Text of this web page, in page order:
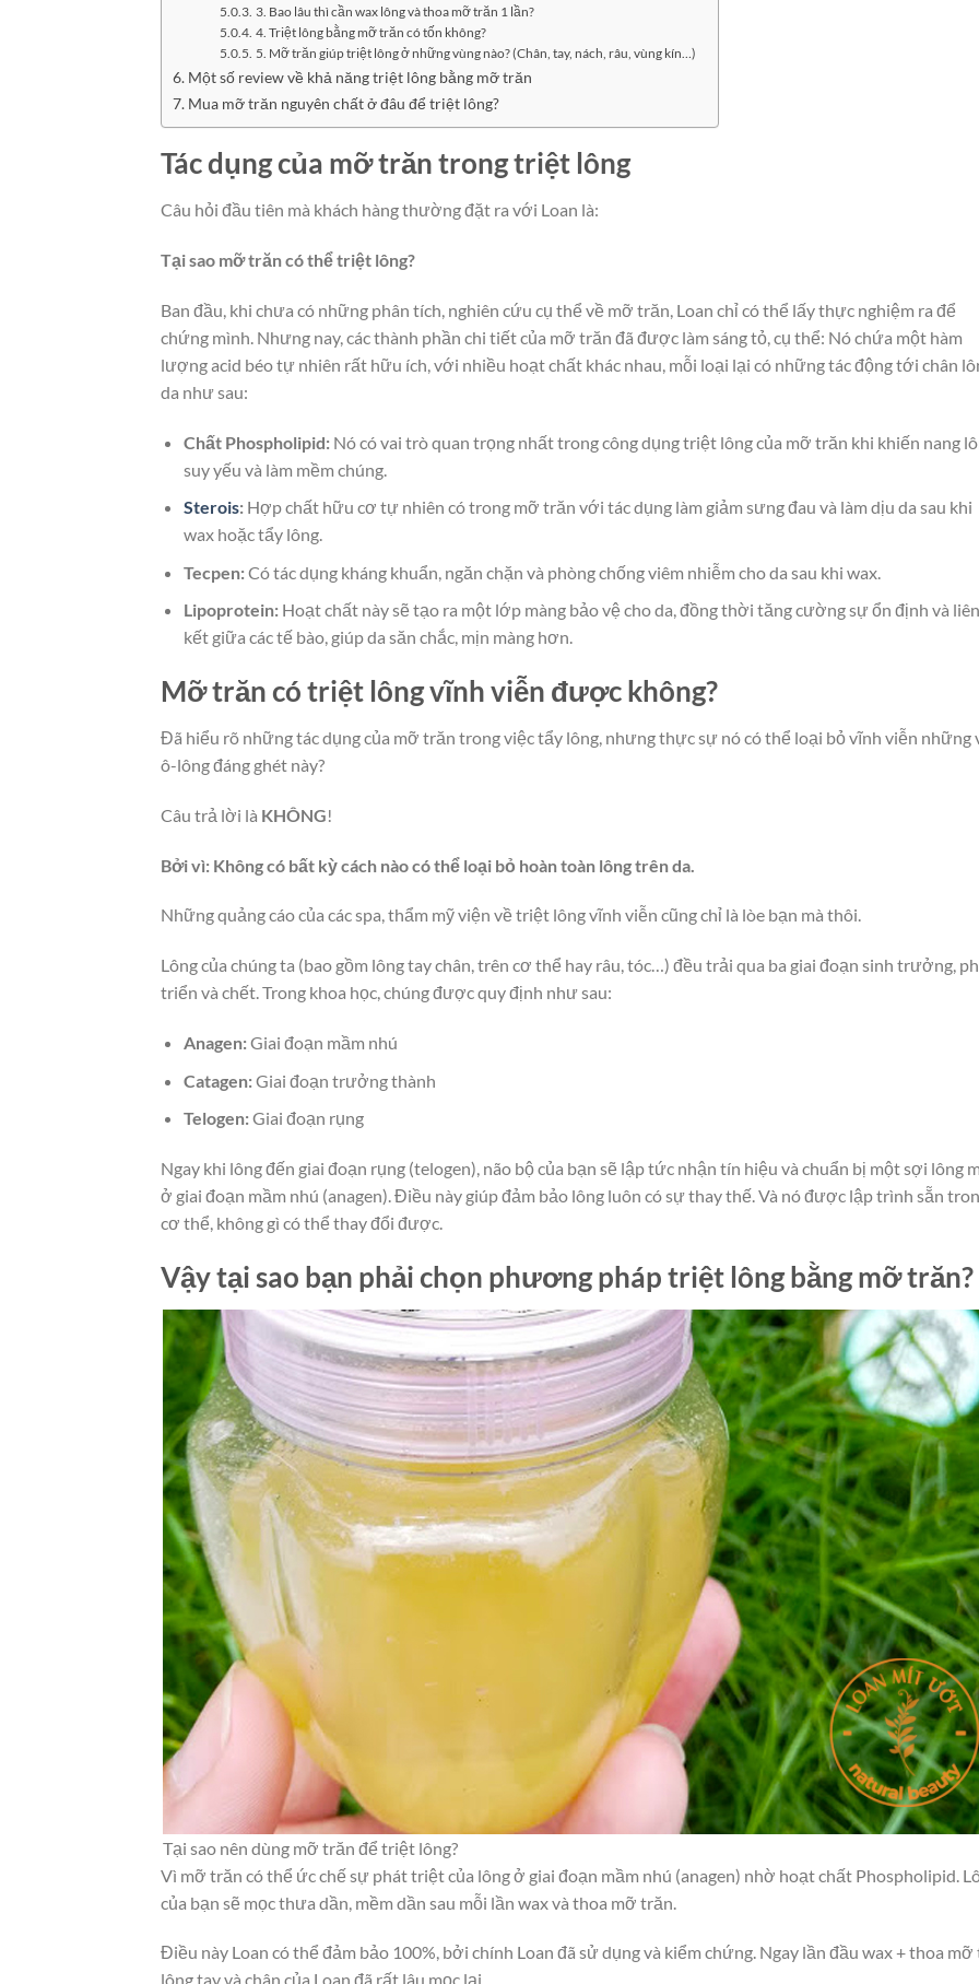
3. Bao lâu thì cần wax lông và thoa mỡ trăn 1 lần?
4. Triệt lông bằng mỡ trăn có tốn không?
5. Mỡ trăn giúp triệt lông ở những vùng nào? (Chân, tay, nách, râu, vùng kín…)
Một số review về khả năng triệt lông bằng mỡ trăn
Mua mỡ trăn nguyên chất ở đâu để triệt lông?
Tác dụng của mỡ trăn trong triệt lông
Câu hỏi đầu tiên mà khách hàng thường đặt ra với Loan là:
Tại sao mỡ trăn có thể triệt lông?
Ban đầu, khi chưa có những phân tích, nghiên cứu cụ thể về mỡ trăn, Loan chỉ có thể lấy thực nghiệm ra để
chứng mình. Nhưng nay, các thành phần chi tiết của mỡ trăn đã được làm sáng tỏ, cụ thể: Nó chứa một hàm
lượng acid béo tự nhiên rất hữu ích, với nhiều hoạt chất khác nhau, mỗi loại lại có những tác động tới chân
da như sau:
Chất Phospholipid:Nó có vai trò quan trọng nhất trong công dụng triệt lông của mỡ trăn khi khiến nang
suy yếu và làm mềm chúng.
Sterois:Hợp chất hữu cơ tự nhiên có trong mỡ trăn với tác dụng làm giảm sưng đau và làm dịu da sau khi
wax hoặc tẩy lông.
Tecpen:Có tác dụng kháng khuẩn, ngăn chặn và phòng chống viêm nhiễm cho da sau khi wax.
Lipoprotein:Hoạt chất này sẽ tạo ra một lớp màng bảo vệ cho da, đồng thời tăng cường sự ổn định và liên
kết giữa các tế bào, giúp da săn chắc, mịn màng hơn.
Mỡ trăn có triệt lông vĩnh viễn được không?
Đã hiểu rõ những tác dụng của mỡ trăn trong việc tẩy lông, nhưng thực sự nó có thể loại bỏ vĩnh viễn những
ô-lông đáng ghét này?
Câu trả lời là KHÔNG!
Bởi vì: Không có bất kỳ cách nào có thể loại bỏ hoàn toàn lông trên da.
Những quảng cáo của các spa, thẩm mỹ viện về triệt lông vĩnh viễn cũng chỉ là lòe bạn mà thôi.
Lông của chúng ta (bao gồm lông tay chân, trên cơ thể hay râu, tóc…) đều trải qua ba giai đoạn sinh trưởng,
triển và chết. Trong khoa học, chúng được quy định như sau:
Anagen:Giai đoạn mầm nhú
Catagen:Giai đoạn trưởng thành
Telogen:Giai đoạn rụng
Ngay khi lông đến giai đoạn rụng (telogen), não bộ của bạn sẽ lập tức nhận tín hiệu và chuẩn bị một sợi lông
ở giai đoạn mầm nhú (anagen). Điều này giúp đảm bảo lông luôn có sự thay thế. Và nó được lập trình sẵn
cơ thể, không gì có thể thay đổi được.
Vậy tại sao bạn phải chọn phương pháp triệt lông bằng mỡ trăn?
Tại sao nên dùng mỡ trăn để triệt lông?
Vì mỡ trăn có thể ức chế sự phát triệt của lông ở giai đoạn mầm nhú (anagen) nhờ hoạt chất Phospholipid.
của bạn sẽ mọc thưa dần, mềm dần sau mỗi lần wax và thoa mỡ trăn.
Điều này Loan có thể đảm bảo 100%, bởi chính Loan đã sử dụng và kiểm chứng. Ngay lần đầu wax + thoa mỡ
lông tay và chân của Loan đã rất lâu mọc lại.